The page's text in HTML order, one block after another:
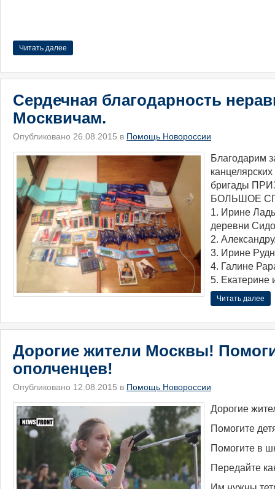
Читать далее
Сердечная благодарность
Москвичам.
Опубликовано 26.08.2015 в Помощь Новороссии
​Благодарим
бригады
БОЛЬШОЕ
1. Ирине
деревни
2.
3. Ирине
4. Галине
5.
Читать далее
Дорогие жители Москвы!
ополченцев!
Опубликовано 12.08.2015 в Помощь Новороссии
Дорогие
Помогите
Помогите в
Передайте